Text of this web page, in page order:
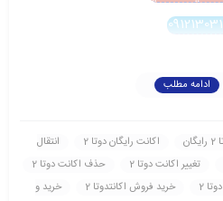
ادامه مطلب
اکانت رايگان دوتا 2
انتقال
تغيير اکانت دوتا 2
حذف اکانت دوتا 2
2 خريد فروش اکانتدوتا 2
خريد و